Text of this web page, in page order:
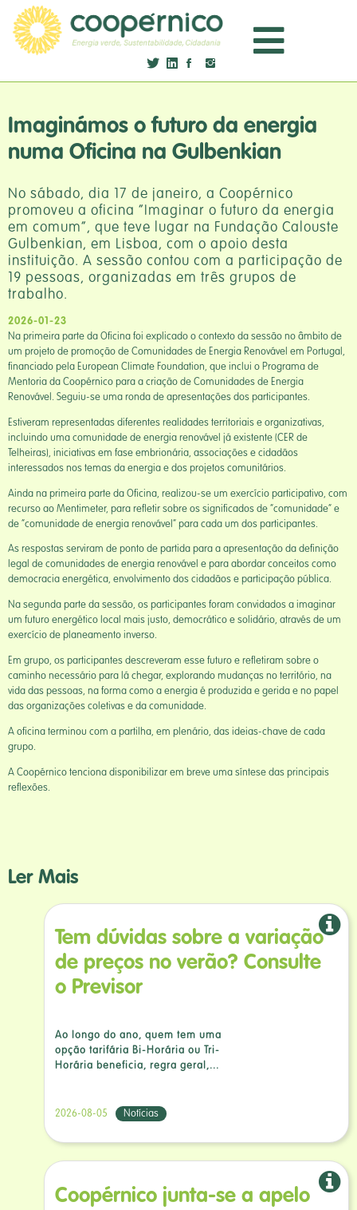
Imaginámos o futuro da energia
numa Oficina na Gulbenkian
No sábado, dia 17 de janeiro, a Coopérnico
promoveu a oficina “Imaginar o futuro da energia
em comum”, que teve lugar na Fundação Calouste
Gulbenkian, em Lisboa, com o apoio desta
instituição. A sessão contou com a participação de
19 pessoas, organizadas em três grupos de
trabalho.
2026-01-23
Na primeira parte da Oficina foi explicado o contexto da sessão no âmbito de
um projeto de promoção de Comunidades de Energia Renovável em Portugal,
financiado pela European Climate Foundation, que inclui o Programa de
Mentoria da Coopérnico para a criação de Comunidades de Energia
Renovável. Seguiu-se uma ronda de apresentações dos participantes.
Estiveram representadas diferentes realidades territoriais e organizativas,
incluindo uma comunidade de energia renovável já existente (CER de
Telheiras), iniciativas em fase embrionária, associações e cidadãos
interessados nos temas da energia e dos projetos comunitários.
Ainda na primeira parte da Oficina, realizou-se um exercício participativo, com
recurso ao Mentimeter, para refletir sobre os significados de “comunidade” e
de “comunidade de energia renovável” para cada um dos participantes.
As respostas serviram de ponto de partida para a apresentação da definição
legal de comunidades de energia renovável e para abordar conceitos como
democracia energética, envolvimento dos cidadãos e participação pública.
Na segunda parte da sessão, os participantes foram convidados a imaginar
um futuro energético local mais justo, democrático e solidário, através de um
exercício de planeamento inverso.
Em grupo, os participantes descreveram esse futuro e refletiram sobre o
caminho necessário para lá chegar, explorando mudanças no território, na
vida das pessoas, na forma como a energia é produzida e gerida e no papel
das organizações coletivas e da comunidade.
A oficina terminou com a partilha, em plenário, das ideias-chave de cada
grupo.
A Coopérnico tenciona disponibilizar em breve uma síntese das principais
reflexões.
Ler Mais
Tem dúvidas sobre a variação
de preços no verão? Consulte
o Previsor
Ao longo do ano, quem tem uma
opção tarifária Bi-Horária ou Tri-
Horária beneficia, regra geral,...
2026-08-05 Notícias
Coopérnico junta-se a apelo